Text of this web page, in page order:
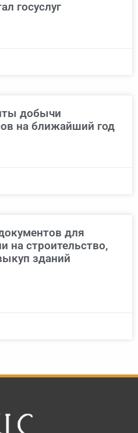
госуслуг
добычи
на ближайший год
для
на строительство,
зданий